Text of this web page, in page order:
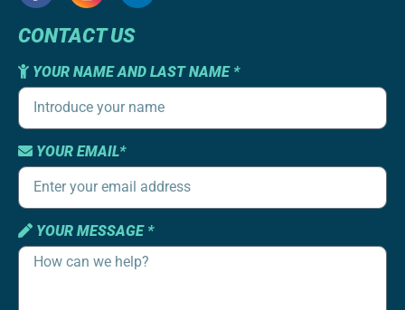
CONTACT US
YOUR NAME AND LAST NAME *
YOUR EMAIL*
YOUR MESSAGE *